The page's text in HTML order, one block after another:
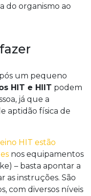
do organismo ao
um pequeno
HIT e HIIT podem
já que a
aptidão física de
HIT estão
nos equipamentos
– basta apontar a
as instruções. São
com diversos níveis